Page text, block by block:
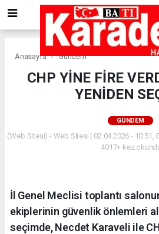
Anasayfa Gündem
CHP YİNE FİRE
YENİDEN
GÜNDEM
(Web Sitesi) - Web Sitesi | 02.04.2026 - 10:51,
4017+ kez
İl Genel Meclisi toplantı
ekiplerinin güvenlik önlemleri
seçimde, Necdet Karaveli ile